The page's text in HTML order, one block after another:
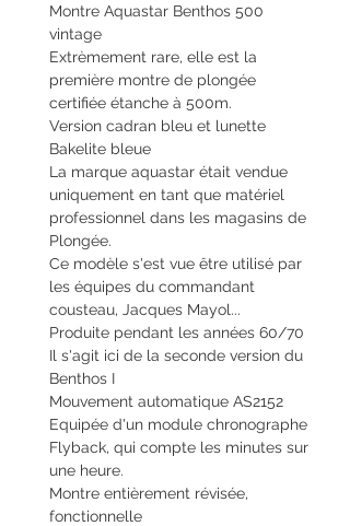
Montre Aquastar Benthos 500
vintage
Extrèmement rare, elle est la
première montre de plongée
certifiée étanche à 500m.
Version cadran bleu et lunette
Bakelite bleue
La marque aquastar était vendue
uniquement en tant que matériel
professionnel dans les magasins de
Plongée.
Ce modèle s'est vue être utilisé par
les équipes du commandant
cousteau, Jacques Mayol...
Produite pendant les années 60/70
Il s'agit ici de la seconde version du
Benthos I
Mouvement automatique AS2152
Equipée d'un module chronographe
Flyback, qui compte les minutes sur
une heure.
Montre entièrement révisée,
fonctionnelle